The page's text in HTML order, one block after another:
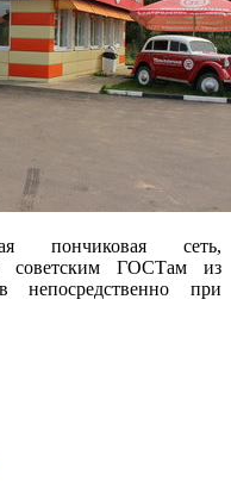
пончиковая сеть,
советским ГОСТам из
непосредственно при